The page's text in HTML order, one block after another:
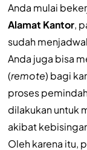
Anda mulai
Alamat Kantor,
sudah
Anda juga bisa
(remote) bagi
proses
dilakukan untuk
akibat
Oleh karena itu,